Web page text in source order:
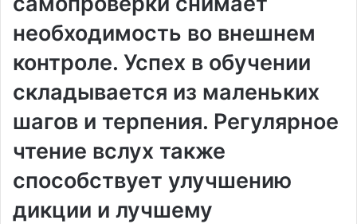
необходимость во внешнем
контроле. Успех в обучении
складывается из маленьких
шагов и терпения. Регулярное
чтение вслух также
способствует улучшению
дикции и лучшему